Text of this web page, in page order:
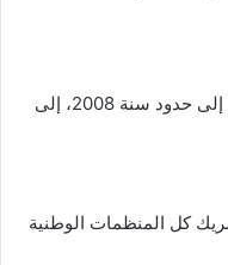
3- العودة للعمل بدستور 1959 بتعديلاته إلى حدود سنة 2008، إلى
كل المنظمات الوطنية